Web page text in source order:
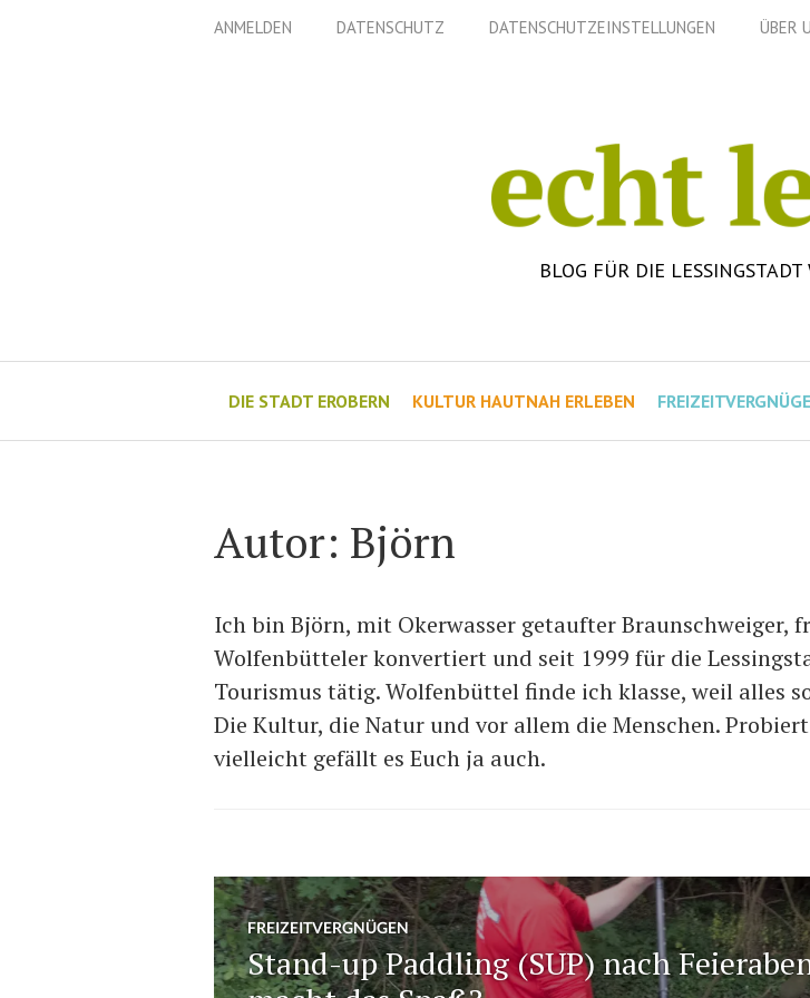
ANMELDEN DATENSCHUTZ DATENSCHUTZEINSTELLUNGEN ÜBER
BLOG FÜR DIE
DIE STADT EROBERN KULTUR HAUTNAH ERLEBEN
Autor: Björn
Ich bin Björn, mit Okerwasser getaufter Braunschweiger,
Wolfenbütteler konvertiert und seit 1999 für die
Tourismus tätig. Wolfenbüttel finde ich klasse, weil alles
Die Kultur, die Natur und vor allem die Menschen.
vielleicht gefällt es Euch ja auch.
FREIZEITVERGNÜGEN
Stand-up Paddling (SUP) nach